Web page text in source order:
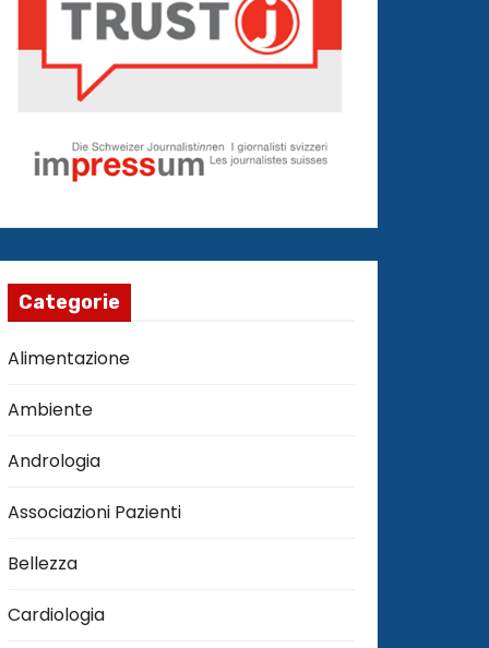
Categorie
Alimentazione
Ambiente
Andrologia
Associazioni Pazienti
Bellezza
Cardiologia